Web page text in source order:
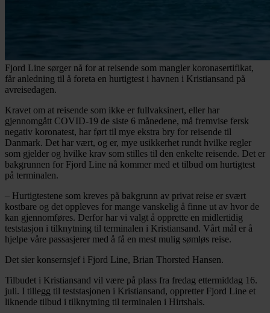
Fjord Line sørger nå for at reisende som mangler koronasertifikat,
får anledning til å foreta en hurtigtest i havnen i Kristiansand på
avreisedagen.
Kravet om at reisende som ikke er fullvaksinert, eller har
gjennomgått COVID-19 de siste 6 månedene, må fremvise fersk
negativ koronatest, har ført til mye ekstra bry for reisende til
Danmark. Det har vært, og er, mye usikkerhet rundt hvilke regler
som gjelder og hvilke krav som stilles til den enkelte reisende. Det er
bakgrunnen for Fjord Line nå kommer med et tilbud om hurtigtest
på terminalen.
– Hurtigtestene som kreves på bakgrunn av privat reise er svært
kostbare og det oppleves for mange vanskelig å finne ut av hvor de
kan gjennomføres. Derfor har vi valgt å opprette en midlertidig
teststasjon i tilknytning til terminalen i Kristiansand. Vårt mål er å
hjelpe våre passasjerer med å få en mest mulig sømløs reise.
Det sier konsernsjef i Fjord Line, Brian Thorsted Hansen.
Tilbudet i Kristiansand vil være på plass fra fredag ettermiddag 16.
juli. I tillegg til teststasjonen i Kristiansand, oppretter Fjord Line et
liknende tilbud i tilknytning til terminalen i Hirtshals.